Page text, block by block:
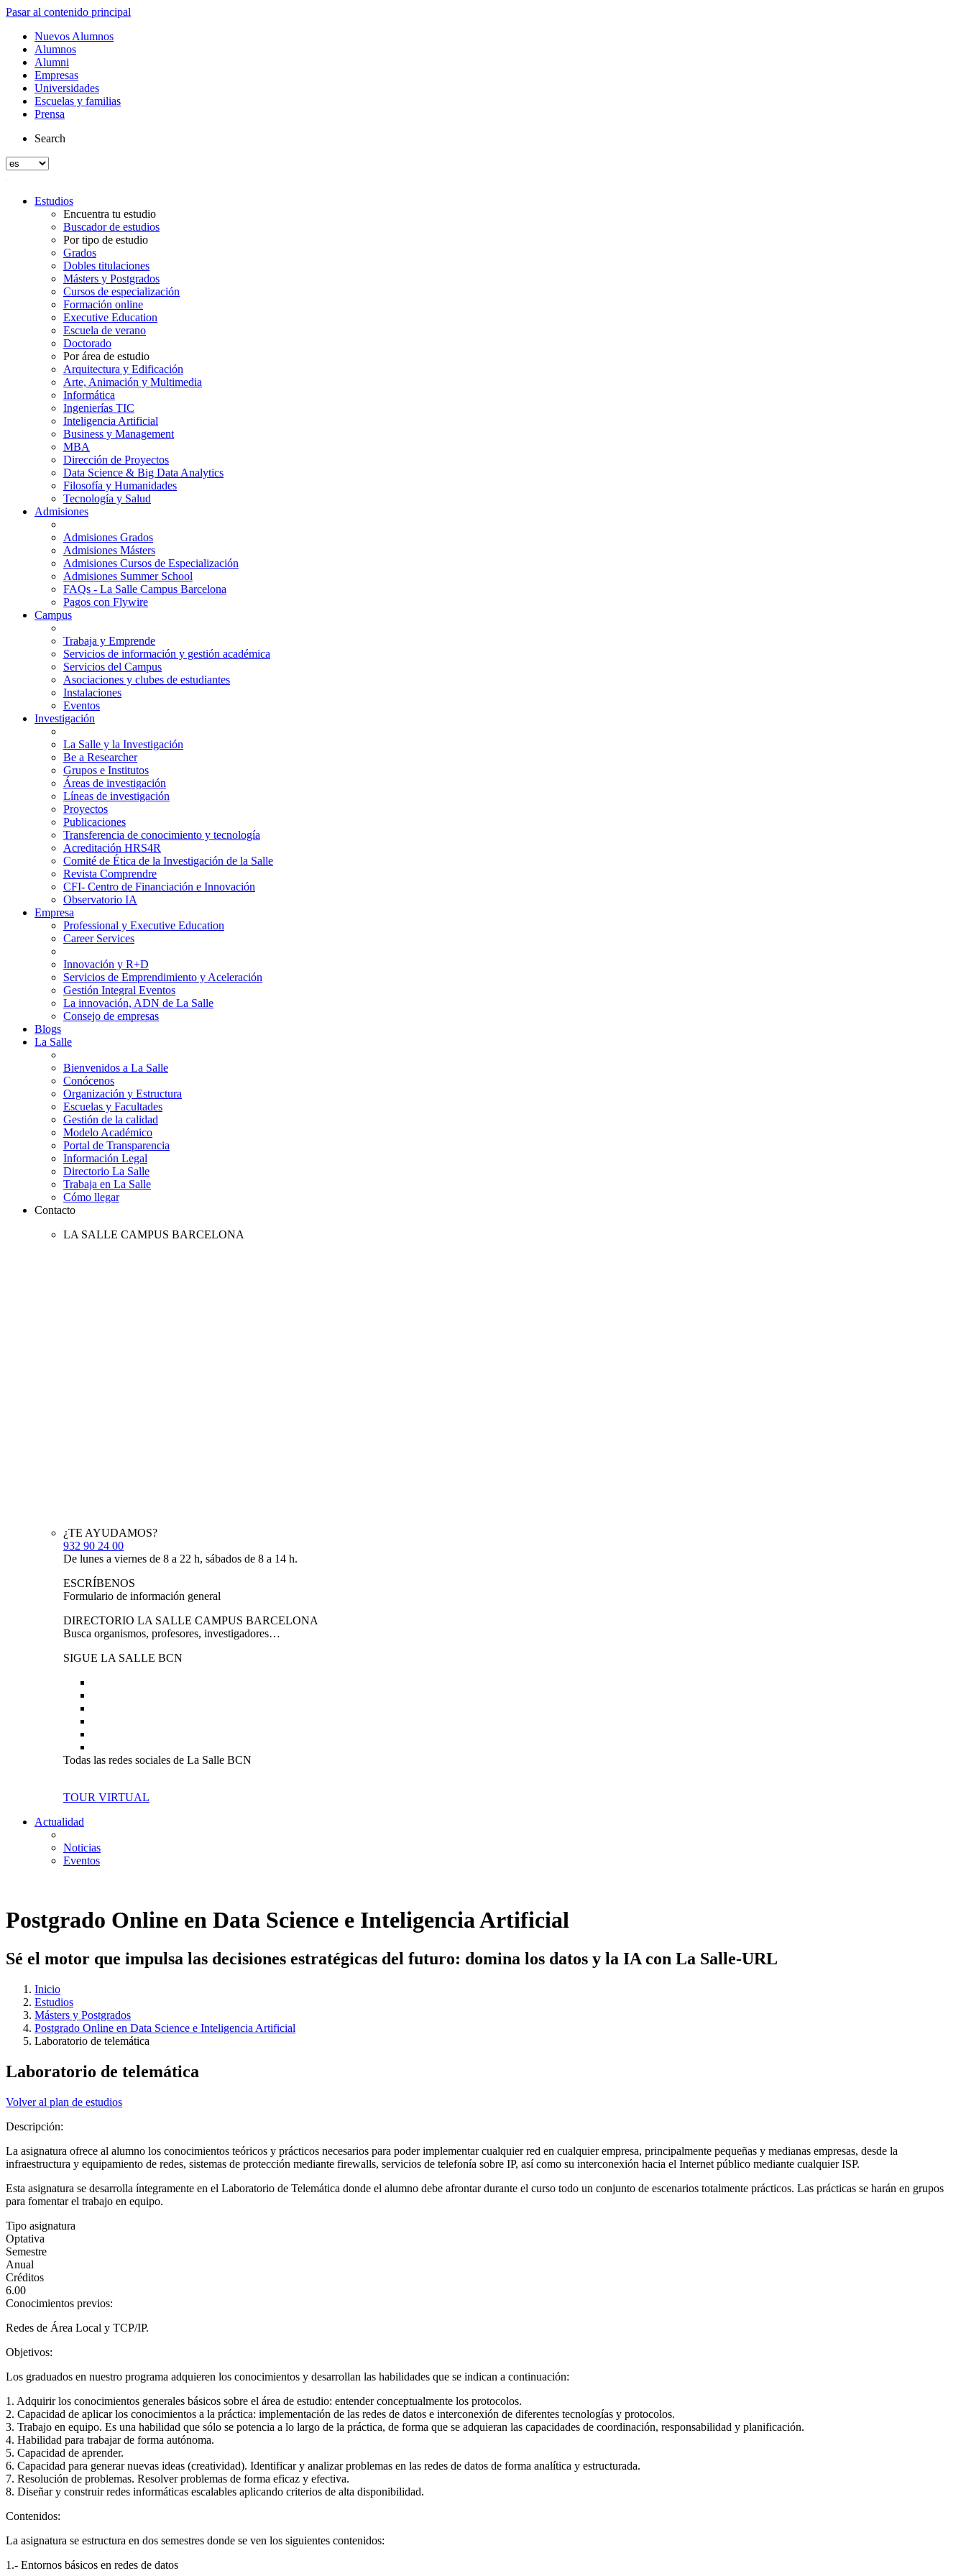
Pasar al contenido principal
Nuevos Alumnos
Alumnos
Alumni
Empresas
Universidades
Escuelas y familias
Prensa
Search
Estudios
Encuentra tu estudio
Buscador de estudios
Por tipo de estudio
Grados
Dobles titulaciones
Másters y Postgrados
Cursos de especialización
Formación online
Executive Education
Escuela de verano
Doctorado
Por área de estudio
Arquitectura y Edificación
Arte, Animación y Multimedia
Informática
Ingenierías TIC
Inteligencia Artificial
Business y Management
MBA
Dirección de Proyectos
Data Science & Big Data Analytics
Filosofía y Humanidades
Tecnología y Salud
Admisiones
Admisiones Grados
Admisiones Másters
Admisiones Cursos de Especialización
Admisiones Summer School
FAQs - La Salle Campus Barcelona
Pagos con Flywire
Campus
Trabaja y Emprende
Servicios de información y gestión académica
Servicios del Campus
Asociaciones y clubes de estudiantes
Instalaciones
Eventos
Investigación
La Salle y la Investigación
Be a Researcher
Grupos e Institutos
Áreas de investigación
Líneas de investigación
Proyectos
Publicaciones
Transferencia de conocimiento y tecnología
Acreditación HRS4R
Comité de Ética de la Investigación de la Salle
Revista Comprendre
CFI- Centro de Financiación e Innovación
Observatorio IA
Empresa
Professional y Executive Education
Career Services
Innovación y R+D
Servicios de Emprendimiento y Aceleración
Gestión Integral Eventos
La innovación, ADN de La Salle
Consejo de empresas
Blogs
La Salle
Bienvenidos a La Salle
Conócenos
Organización y Estructura
Escuelas y Facultades
Gestión de la calidad
Modelo Académico
Portal de Transparencia
Información Legal
Directorio La Salle
Trabaja en La Salle
Cómo llegar
Contacto
LA SALLE CAMPUS BARCELONA
¿TE AYUDAMOS?
932 90 24 00
De lunes a viernes de 8 a 22 h, sábados de 8 a 14 h.
ESCRÍBENOS
Formulario de información general
DIRECTORIO LA SALLE CAMPUS BARCELONA
Busca organismos, profesores, investigadores…
SIGUE LA SALLE BCN
Todas las redes sociales de La Salle BCN
TOUR VIRTUAL
Actualidad
Noticias
Eventos
Postgrado Online en Data Science e Inteligencia Artificial
Sé el motor que impulsa las decisiones estratégicas del futuro: domina los datos y la IA con La Salle-URL
Inicio
Estudios
Másters y Postgrados
Postgrado Online en Data Science e Inteligencia Artificial
Laboratorio de telemática
Laboratorio de telemática
Volver al plan de estudios
Descripción:
La asignatura ofrece al alumno los conocimientos teóricos y prácticos necesarios para poder implementar cualquier red en cualquier empresa, principalmente pequeñas y medianas empresas, desde la
infraestructura y equipamiento de redes, sistemas de protección mediante firewalls, servicios de telefonía sobre IP, así como su interconexión hacia el Internet público mediante cualquier ISP.
Esta asignatura se desarrolla íntegramente en el Laboratorio de Telemática donde el alumno debe afrontar durante el curso todo un conjunto de escenarios totalmente prácticos. Las prácticas se harán en grupos
para fomentar el trabajo en equipo.
Tipo asignatura
Optativa
Semestre
Anual
Créditos
6.00
Conocimientos previos:
Redes de Área Local y TCP/IP.
Objetivos:
Los graduados en nuestro programa adquieren los conocimientos y desarrollan las habilidades que se indican a continuación:
1. Adquirir los conocimientos generales básicos sobre el área de estudio: entender conceptualmente los protocolos.
2. Capacidad de aplicar los conocimientos a la práctica: implementación de las redes de datos e interconexión de diferentes tecnologías y protocolos.
3. Trabajo en equipo. Es una habilidad que sólo se potencia a lo largo de la práctica, de forma que se adquieran las capacidades de coordinación, responsabilidad y planificación.
4. Habilidad para trabajar de forma autónoma.
5. Capacidad de aprender.
6. Capacidad para generar nuevas ideas (creatividad). Identificar y analizar problemas en las redes de datos de forma analítica y estructurada.
7. Resolución de problemas. Resolver problemas de forma eficaz y efectiva.
8. Diseñar y construir redes informáticas escalables aplicando criterios de alta disponibilidad.
Contenidos:
La asignatura se estructura en dos semestres donde se ven los siguientes contenidos:
1.- Entornos básicos en redes de datos